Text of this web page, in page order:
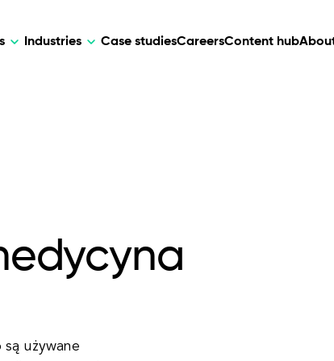
Industries Case studiesCareersContent hub
używane